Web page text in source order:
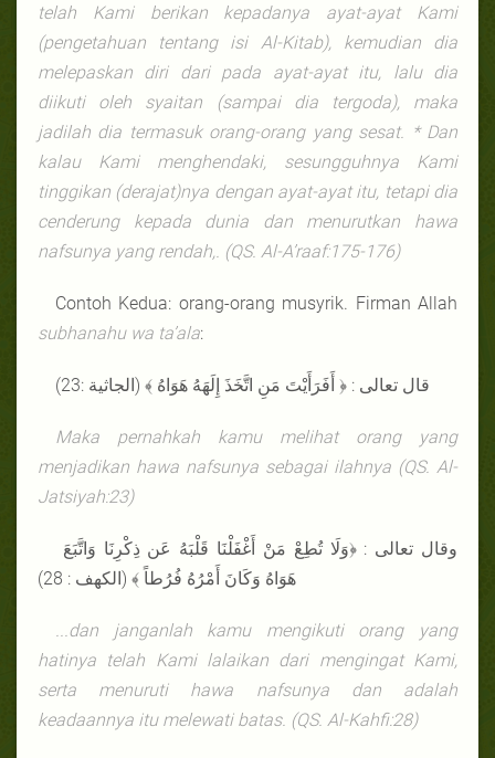
telah Kami berikan kepadanya ayat-ayat Kami
(pengetahuan tentang isi Al-Kitab), kemudian dia
melepaskan diri dari pada ayat-ayat itu, lalu dia
diikuti oleh syaitan (sampai dia tergoda), maka
jadilah dia termasuk orang-orang yang sesat. * Dan
kalau Kami menghendaki, sesungguhnya Kami
tinggikan (derajat)nya dengan ayat-ayat itu, tetapi dia
cenderung kepada dunia dan menurutkan hawa
nafsunya yang rendah,. (QS. Al-A’raaf:175-176)
Contoh Kedua: orang-orang musyrik. Firman Allah
subhanahu wa ta’ala:
قال تعالى : ﴿ أَفَرَأَيْتَ مَنِ اتَّخَذَ إِلَهَهُ هَوَاهُ ﴾ (الجاثية :23)
Maka pernahkah kamu melihat orang yang
menjadikan hawa nafsunya sebagai ilahnya (QS. Al-
Jatsiyah:23)
هَوَاهُ وَكَانَ أَمْرُهُ فُرُطاً ﴾ (الكهف : 28)
...dan janganlah kamu mengikuti orang yang
hatinya telah Kami lalaikan dari mengingat Kami,
serta menuruti hawa nafsunya dan adalah
keadaannya itu melewati batas. (QS. Al-Kahfi:28)